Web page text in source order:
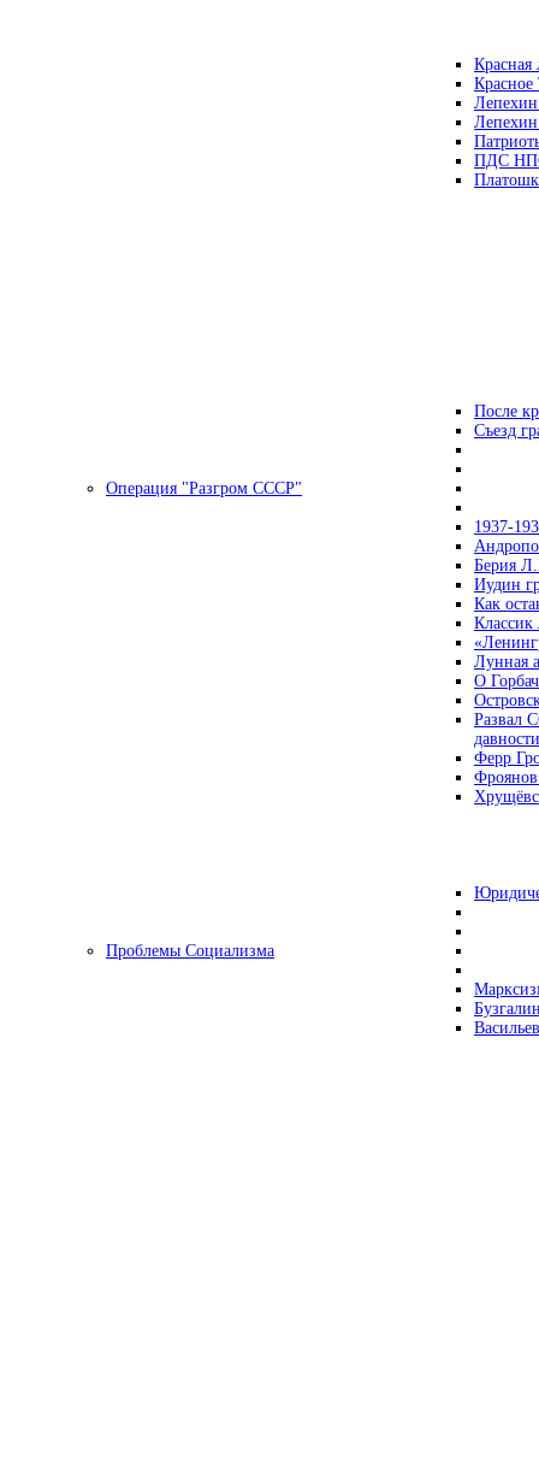
Красная
ПДС
После
Съезд
Операция "Разгром СССР"
1937-
Берия
Иудин
Как
Лунная
О
Развал
давности
Ферр
Проблемы Социализма